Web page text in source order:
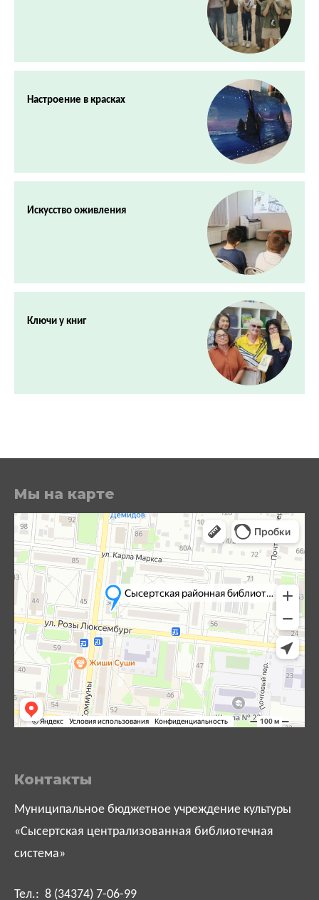
Настроение в красках
Искусство оживления
Ключи у книг
Мы на карте
Контакты
Муниципальное бюджетное учреждение культуры
«Сысертская централизованная библиотечная
система»
Тел.: 8 (34374) 7-06-99